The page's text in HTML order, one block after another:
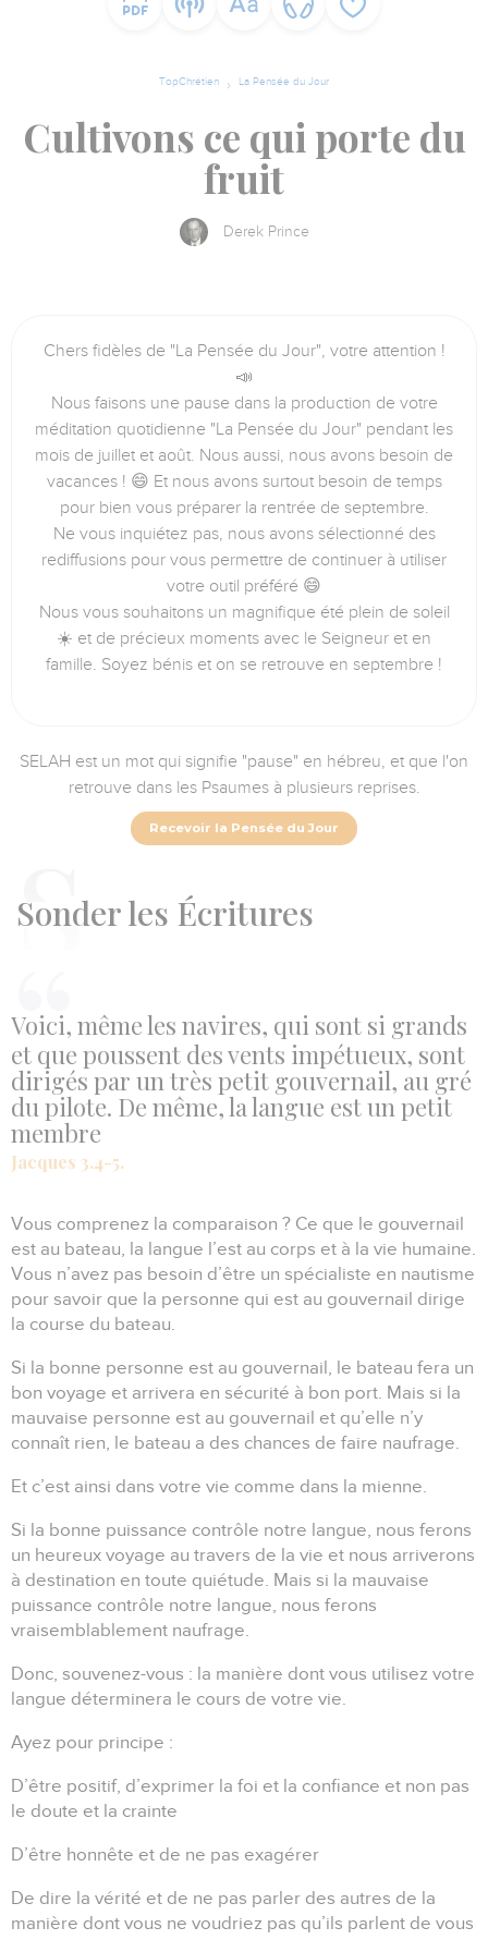
TopChrétien La Pensée du Jour
Cultivons ce qui porte du
fruit
Derek Prince
Chers fidèles de "La Pensée du Jour", votre attention !
📣
Nous faisons une pause dans la production de votre
méditation quotidienne "La Pensée du Jour" pendant les
mois de juillet et août. Nous aussi, nous avons besoin de
vacances ! 😄 Et nous avons surtout besoin de temps
pour bien vous préparer la rentrée de septembre.
Ne vous inquiétez pas, nous avons sélectionné des
rediffusions pour vous permettre de continuer à utiliser
votre outil préféré 😄
Nous vous souhaitons un magnifique été plein de soleil
☀️ et de précieux moments avec le Seigneur et en
famille. Soyez bénis et on se retrouve en septembre !
SELAH est un mot qui signifie "pause" en hébreu, et que l'on
retrouve dans les Psaumes à plusieurs reprises.
Recevoir la Pensée du Jour
Sonder les Écritures
Voici, même les navires, qui sont si grands
et que poussent des vents impétueux, sont
dirigés par un très petit gouvernail, au gré
du pilote. De même, la langue est un petit
membre
Jacques 3.4-5.
Vous comprenez la comparaison ? Ce que le gouvernail
est au bateau, la langue l’est au corps et à la vie humaine.
Vous n’avez pas besoin d’être un spécialiste en nautisme
pour savoir que la personne qui est au gouvernail dirige
la course du bateau.
Si la bonne personne est au gouvernail, le bateau fera un
bon voyage et arrivera en sécurité à bon port. Mais si la
mauvaise personne est au gouvernail et qu’elle n’y
connaît rien, le bateau a des chances de faire naufrage.
Et c’est ainsi dans votre vie comme dans la mienne.
Si la bonne puissance contrôle notre langue, nous ferons
un heureux voyage au travers de la vie et nous arriverons
à destination en toute quiétude. Mais si la mauvaise
puissance contrôle notre langue, nous ferons
vraisemblablement naufrage.
Donc, souvenez-vous : la manière dont vous utilisez votre
langue déterminera le cours de votre vie.
Ayez pour principe :
D’être positif, d’exprimer la foi et la confiance et non pas
le doute et la crainte
D’être honnête et de ne pas exagérer
De dire la vérité et de ne pas parler des autres de la
manière dont vous ne voudriez pas qu’ils parlent de vous